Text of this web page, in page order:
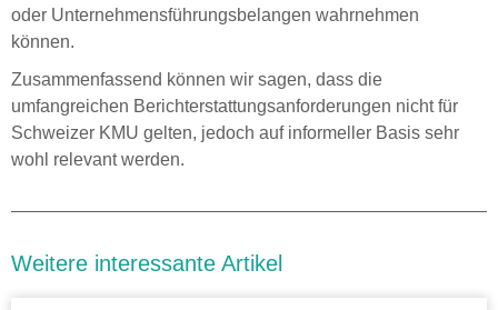
oder Unternehmensführungsbelangen wahrnehmen
können.
Zusammenfassend können wir sagen, dass die
umfangreichen Berichterstattungsanforderungen nicht für
Schweizer KMU gelten, jedoch auf informeller Basis sehr
wohl relevant werden.
Weitere interessante Artikel